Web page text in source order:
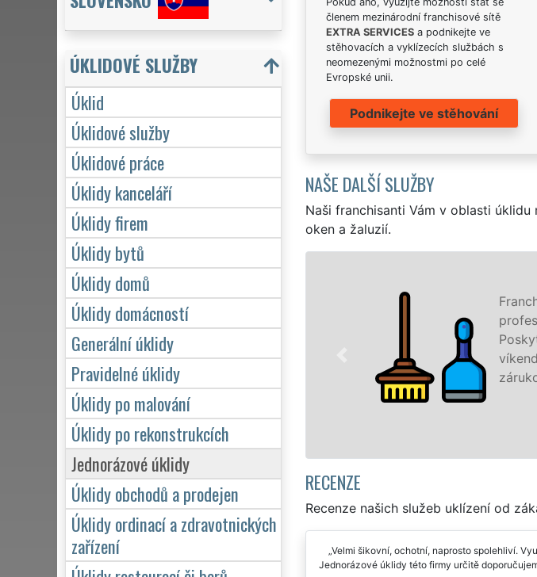
členem mezinárodní franchisové sítě
EXTRA SERVICESa podnikejte ve
stěhovacích a vyklízecích službách s
neomezenými možnostmi po celé
Evropské unii.
Podnikejte ve stěhování
NAŠE DALŠÍ SLUŽBY
Naši franchisanti Vám v oblasti
oken a žaluzií.
ÚKLID A ÚKLIDOVÉ SLUŽBY LIBEREC
Franchisová síť EXTRA UKLÍZENÍ zajišťuje v Liberci a okolí Liberce
profesionální, kvalitní, ale levný úklid pro firmy i jednotlivce.
Poskytujeme náš servis 24 hodin denně, 7 dní v týdnu a to i během
víkendů či státních svátků. Uklidíme vše, co zákazník žádá a to se
zárukou kvalitně odvedené práce.
Mám zájem o úklid v Liberci
RECENZE
Recenze našich služeb uklízení od
Velmi šikovní, ochotní, naprosto spolehliví.
Jednorázové úklidy této firmy určitě
ÚKLIDOVÉ SLUŽBY
Úklid
Úklidové služby
Úklidové práce
Úklidy kanceláří
Úklidy firem
Úklidy bytů
Úklidy domů
Úklidy domácností
Generální úklidy
Pravidelné úklidy
Úklidy po malování
Úklidy po rekonstrukcích
Jednorázové úklidy
Úklidy obchodů a prodejen
Úklidy ordinací a zdravotnických
zařízení